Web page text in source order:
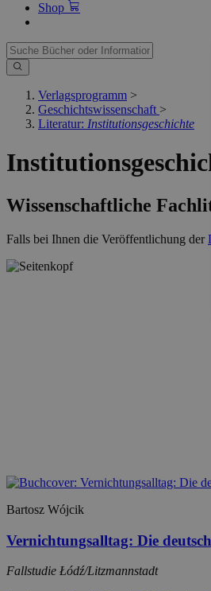
Shop
Verlagsprogramm >
Geschichtswissenschaft >
Literatur: Institutionsgeschichte
Wissenschaftliche
Falls bei Ihnen die Veröffentlichung der
Bartosz Wójcik
Vernichtungsalltag: Die
Fallstudie Łódź/Litzmannstadt